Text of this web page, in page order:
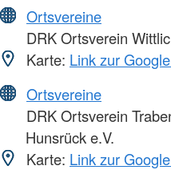
Ortsvereine
DRK Ortsverein
Karte: Link zur
Ortsvereine
DRK Ortsverein
Hunsrück e.V.
Karte: Link zur